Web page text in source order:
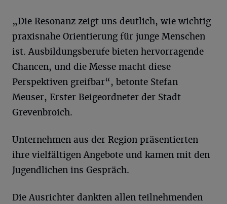
„Die Resonanz zeigt uns deutlich, wie wichtig
praxisnahe Orientierung für junge Menschen
ist. Ausbildungsberufe bieten hervorragende
Chancen, und die Messe macht diese
Perspektiven greifbar“, betonte Stefan
Meuser, Erster Beigeordneter der Stadt
Grevenbroich.
Unternehmen aus der Region präsentierten
ihre vielfältigen Angebote und kamen mit den
Jugendlichen ins Gespräch.
Die Ausrichter dankten allen teilnehmenden